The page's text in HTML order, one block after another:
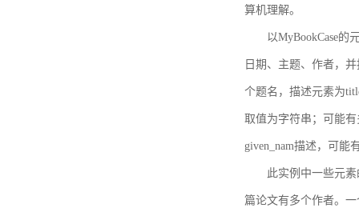
算机理解。
以MyBookCase的
日期、主题、作者，
个题名，描述元素为
取值为字符串；可能
given_nam描述，可能
此实例中一些元
篇论文有多个作者。